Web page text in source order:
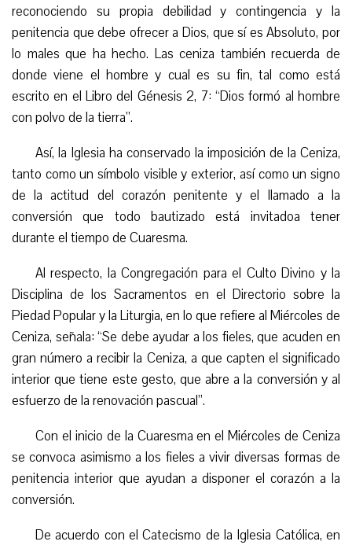
reconociendo su propia debilidad y contingenciay la
penitencia que debe ofrecer a Dios, que sí es Absoluto, por
lo males que ha hecho. Las ceniza también recuerda de
donde viene el hombre y cual es su fin, tal como está
escrito en el Libro del Génesis 2, 7: “Dios formó al hombre
con polvo de la tierra”.
Así, la Iglesia ha conservado la imposición de la Ceniza,
tanto como un símbolo visible y exterior, asícomo un signo
de la actitud del corazón penitente y el llamado a la
conversión que todo bautizado está invitadoa tener
durante el tiempo de Cuaresma.
Al respecto, la Congregación para el Culto Divino y la
Disciplina de los Sacramentos en el Directorio sobre la
Piedad Popular y la Liturgia, en lo que refiere al Miércoles de
Ceniza, señala: “Se debe ayudar a los fieles, que acuden en
gran número a recibir la Ceniza, a que capten el significado
interior que tiene este gesto, que abre a la conversión y al
esfuerzo de la renovación pascual”.
Con el inicio de la Cuaresma en el Miércoles de Ceniza
se convoca asimismo a los fieles a vivir diversas formas de
penitencia interior que ayudan a disponer el corazón a la
conversión.
De acuerdo con el Catecismo de la Iglesia Católica, en